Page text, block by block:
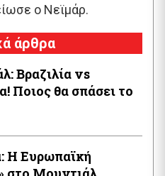
ο Νεϊμάρ.
άρθρα
Βραζιλία vs
Ποιος θα σπάσει το
Η Ευρωπαϊκή